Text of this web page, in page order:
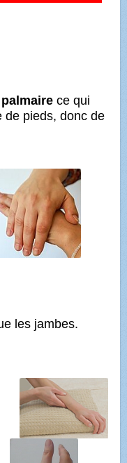
palmairece qui
de pieds, donc de
les jambes.